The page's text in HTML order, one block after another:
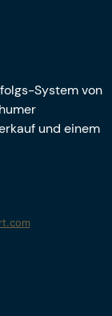
System von
und einem